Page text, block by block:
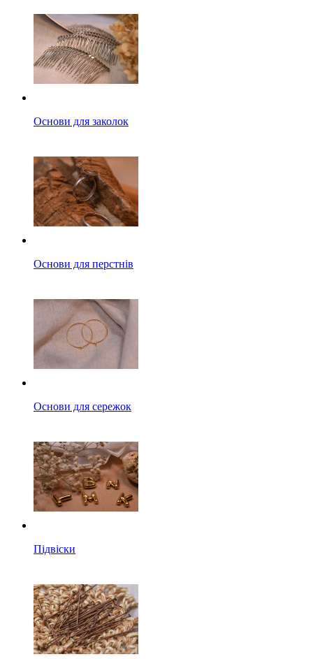
Основи для заколок
Основи для перстнів
Основи для сережок
Підвіски